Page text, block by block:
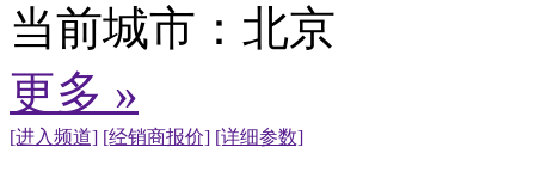
当前城市： 北京
更多 »
[进入频道] [经销商报价] [详细参数]